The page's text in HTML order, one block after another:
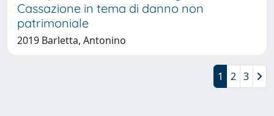
Cassazione in tema di danno non
patrimoniale
2019 Barletta, Antonino
1 2 3